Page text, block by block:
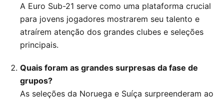
A Euro Sub-21 serve como uma plataforma crucial
para jovens jogadores mostrarem seu talento e
atraírem atenção dos grandes clubes e seleções
principais.
Quais foram as grandes surpresas da fase de
grupos?
As seleções da Noruega e Suíça surpreenderam ao